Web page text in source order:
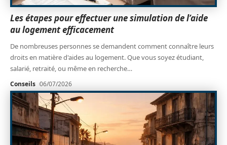
Les étapes pour effectuer une simulation de l’aide
au logement efficacement
De nombreuses personnes se demandent comment connaître leurs
droits en matière d'aides au logement. Que vous soyez étudiant,
salarié, retraité, ou même en recherche…
Conseils 06/07/2026